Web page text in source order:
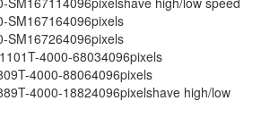
SM167164096pixels
SM167264096pixels
4000-68034096pixels
4000-88064096pixels
4000-18824096pixelshave high/low